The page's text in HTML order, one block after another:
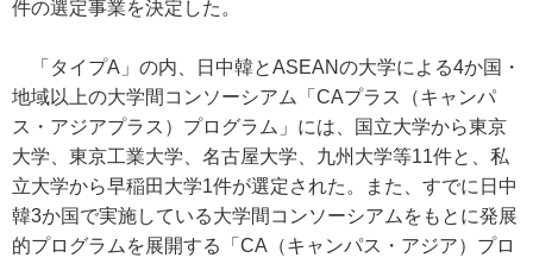
件の選定事業を決定した。
「タイプA」の内、日中韓とASEANの大学による4か国・
地域以上の大学間コンソーシアム「CAプラス（キャンパ
ス・アジアプラス）プログラム」には、国立大学から東京
大学、東京工業大学、名古屋大学、九州大学等11件と、私
立大学から早稲田大学1件が選定された。また、すでに日中
韓3か国で実施している大学間コンソーシアムをもとに発展
的プログラムを展開する「CA（キャンパス・アジア）プロ